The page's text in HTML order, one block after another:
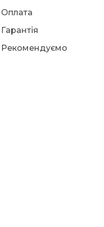
Оплата
Гарантія
Рекомендуємо